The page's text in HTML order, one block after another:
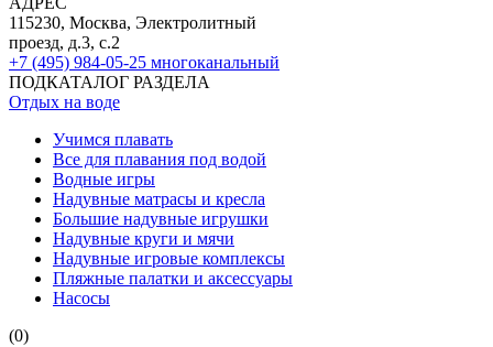
115230, Москва, Электролитный
проезд, д.3, с.2
+7 (495) 984-05-25 многоканальный
ПОДКАТАЛОГ РАЗДЕЛА
Отдых на воде
Учимся плавать
Все для плавания под водой
Водные игры
Надувные матрасы и кресла
Большие надувные игрушки
Надувные круги и мячи
Надувные игровые комплексы
Пляжные палатки и аксессуары
Насосы
(0)